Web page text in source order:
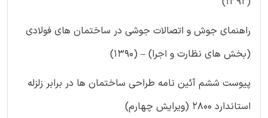
راهنمای جوش و اتصالات جوشی در ساختمان های فولادی
(بخش های نظارت و اجرا) – (۱۳۹۰)
پیوست ششم آئین نامه طراحی ساختمان ها در برابر زلزله
استاندارد ۲۸۰۰ (ویرایش چهارم)